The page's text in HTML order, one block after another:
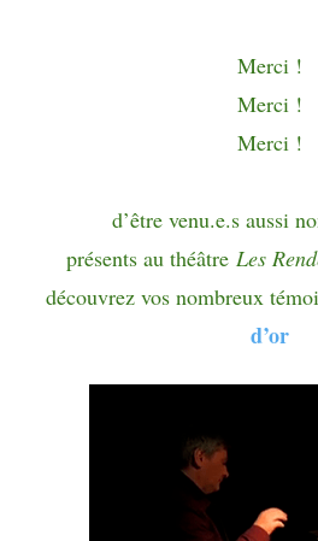
Merci !
Merci !
Merci !
d’être venu.e.s aussi
présents au théâtre Les
découvrez vos nombreux
d’or